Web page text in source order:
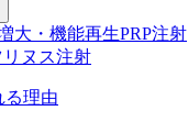
大・機能再生PRP注射
ヌス注射
る理由